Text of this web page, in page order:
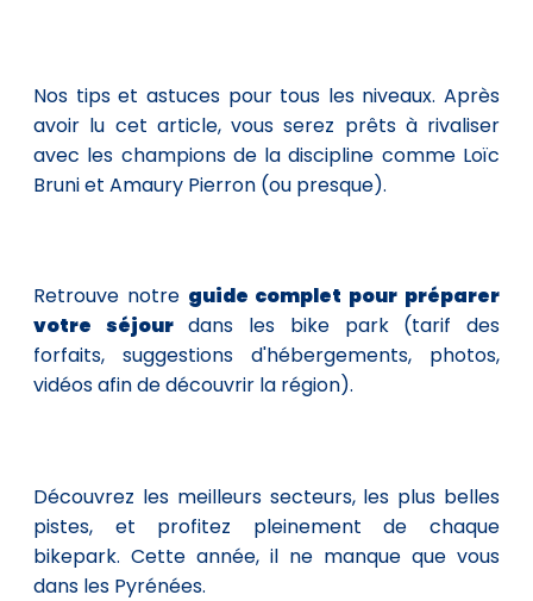
Nos tips et astuces pour tous les niveaux. Après
avoir lu cet article, vous serez prêts à rivaliser
avec les champions de la discipline comme Loïc
Bruni et Amaury Pierron (ou presque).
Retrouve notre guide complet pour préparer
votre séjourdans les bike park (tarif des
forfaits, suggestions d'hébergements, photos,
vidéos afin de découvrir la région).
Découvrez les meilleurs secteurs, les plus belles
pistes, et profitez pleinement de chaque
bikepark. Cette année, il ne manque que vous
dans les Pyrénées.